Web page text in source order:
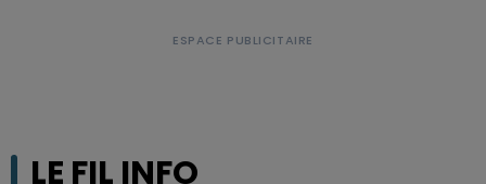
LE FIL INFO